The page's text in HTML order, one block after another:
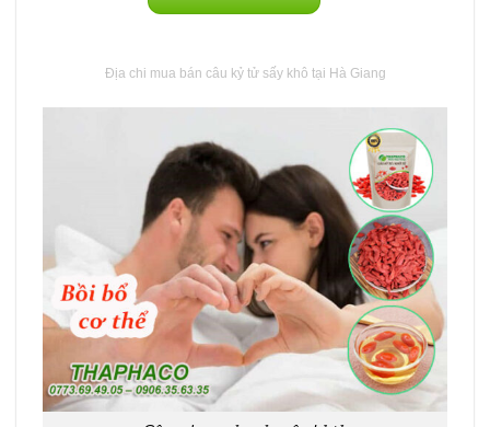
Địa chi mua bán câu kỷ tử sấy khô tại Hà Giang